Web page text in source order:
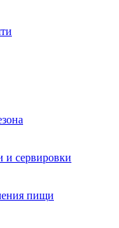
и сервировки
пищи